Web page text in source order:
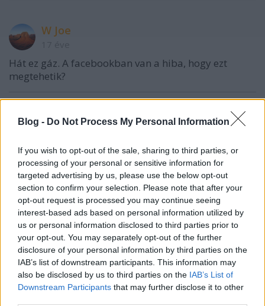
Blog - Do Not Process My Personal Information
If you wish to opt-out of the sale, sharing to third parties, or
processing of your personal or sensitive information for
targeted advertising by us, please use the below opt-out
section to confirm your selection. Please note that after your
opt-out request is processed you may continue seeing
interest-based ads based on personal information utilized by
us or personal information disclosed to third parties prior to
your opt-out. You may separately opt-out of the further
disclosure of your personal information by third parties on the
IAB’s list of downstream participants. This information may
also be disclosed by us to third parties on the IAB’s List of
Downstream Participants that may further disclose it to other
W Joe
Hát ez gáz. A facebookban van a hiba, hogy ezt
megtehetik?
hu_neutrino
Javítsatok ki, ha rosszul gondolom, de nem arról van
szó, hogy egyszerűen kapnak egy linket, ami egy
lemásolt facebookos oldalra mutat, ahol te magad
írod be a felhasználóneved és jelszavadat? Tehát
nem csak egy kattintás, hanem egy óvatlan
jelszókitöltés kell hozzá. De az ember már olyan
automatikusan írja be, hogy lehet hogy oda sem
figyel, hogy a címsor kicsit eltér.
Utána ők már be tudnak lépni azzal az accounttal az
igazi facebookba. De ez ellen technikailag a fb nem